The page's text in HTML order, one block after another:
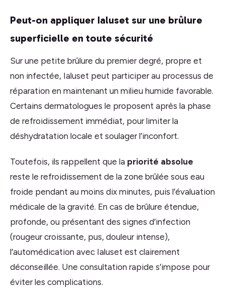
Peut-on appliquer Ialuset sur une brûlure
superficielle en toute sécurité
Sur une petite brûlure du premier degré, propre et
non infectée, Ialuset peut participer au processus de
réparation en maintenant un milieu humide favorable.
Certains dermatologues le proposent après la phase
de refroidissement immédiat, pour limiter la
déshydratation locale et soulager l’inconfort.
Toutefois, ils rappellent que la priorité absolue
reste le refroidissement de la zone brûlée sous eau
froide pendant au moins dix minutes, puis l’évaluation
médicale de la gravité. En cas de brûlure étendue,
profonde, ou présentant des signes d’infection
(rougeur croissante, pus, douleur intense),
l’automédication avec Ialuset est clairement
déconseillée. Une consultation rapide s’impose pour
éviter les complications.